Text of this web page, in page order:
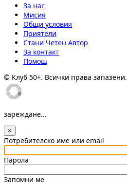
За нас
Мисия
Общи условия
Приятели
Стани Четен Автор
За контакт
Помощ
© Клуб 50+. Всички права запазени.
зареждане...
×
Потребителско име или email
Парола
Запомни ме